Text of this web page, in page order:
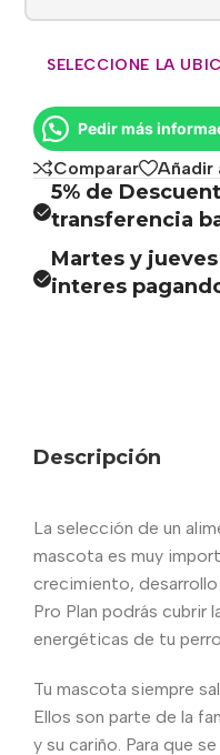
SELECCIONE LA
Pedir más
Comparar Añadir
5% de
transferencia
Martes y
interes
Descripción
La selección de un
mascota es muy
crecimiento,
Pro Plan podrás cubrir
energéticas de tu
Tu mascota siempre
Ellos son parte de la
y su cariño. Para que